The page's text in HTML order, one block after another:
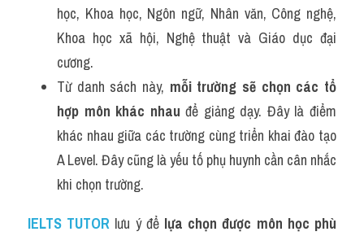
học, Khoa học, Ngôn ngữ, Nhân văn, Công nghệ,
Khoa học xã hội, Nghệ thuật và Giáo dục đại
cương.
Từ danh sách này, mỗi trường sẽ chọn các tổ
hợp môn khác nhau để giảng dạy. Đây là điểm
khác nhau giữa các trường cùng triển khai đào tạo
A Level. Đây cũng là yếu tố phụ huynh cần cân nhắc
khi chọn trường.
IELTS TUTOR lưu ý để lựa chọn được môn học phù